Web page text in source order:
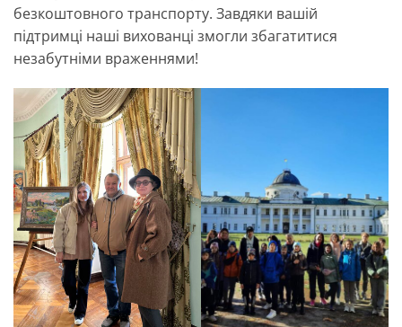
безкоштовного транспорту. Завдяки вашій
підтримці наші вихованці змогли збагатитися
незабутніми враженнями!